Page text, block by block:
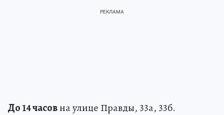
До 14 часовна улице Правды, 33а, 33б.